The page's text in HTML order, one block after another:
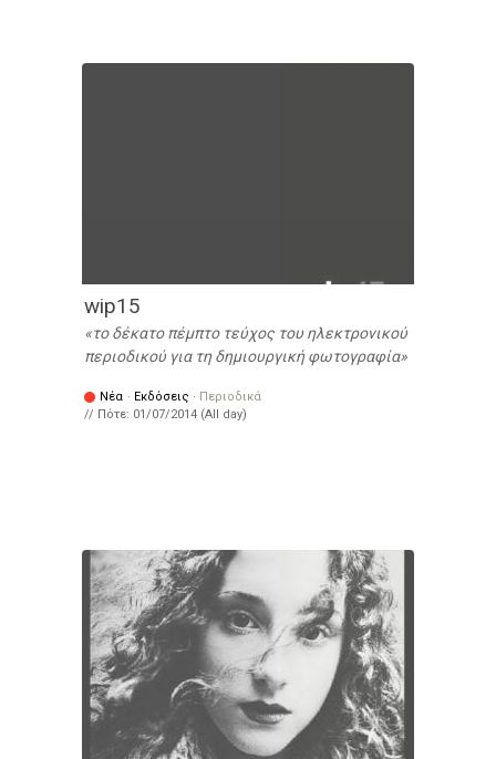
wip15
το δέκατο πέμπτο τεύχος του ηλεκτρονικού
περιοδικού για τη δημιουργική φωτογραφία
Νέα · Εκδόσεις · Περιοδικά
// Πότε: 01/07/2014 (All day)